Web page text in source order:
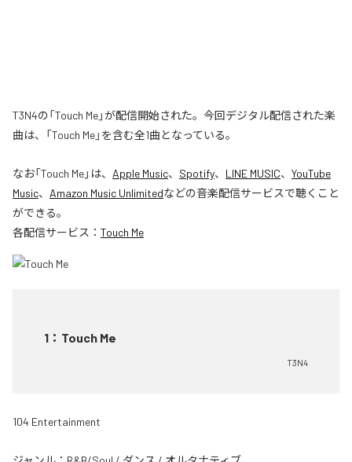
T3N4の「Touch Me」が配信開始された。今回デジタル配信された楽
曲は、「Touch Me」を含む全1曲となっている。
なお「Touch Me」は、 Apple Music、 Spotify、 LINE MUSIC、 YouTube
Music、 Amazon Music Unlimitedなどの音楽配信サービスで聴くこと
ができる。
各配信サービス： Touch Me
1 ： Touch Me
T3N4
104 Entertainment